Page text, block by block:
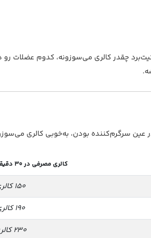
چقدر کالری می‌سوزونه، کدوم عضلات
عین سرگرم‌کننده بودن، به‌خوبی کالری
کالری مصرفی در ۳۰ دقیقه اسکیت خیابانی
۱۵۰ کالری
۱۹۰ کالری
۲۳۰ کالری